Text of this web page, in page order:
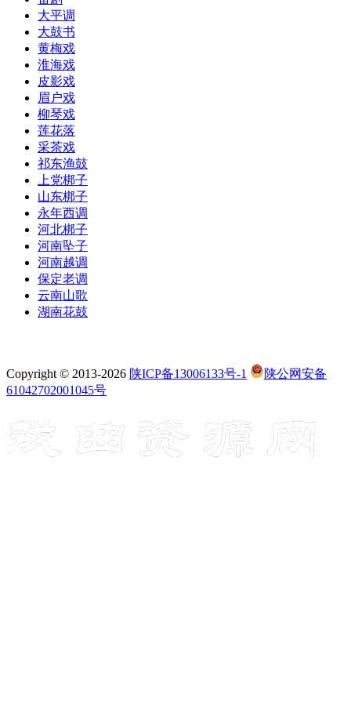
大平调
大鼓书
黄梅戏
淮海戏
皮影戏
眉户戏
柳琴戏
莲花落
采茶戏
祁东渔鼓
上党梆子
山东梆子
永年西调
河北梆子
河南坠子
河南越调
保定老调
云南山歌
湖南花鼓
Copyright © 2013-2026 陕ICP备13006133号-1
陕公网安备
61042702001045号